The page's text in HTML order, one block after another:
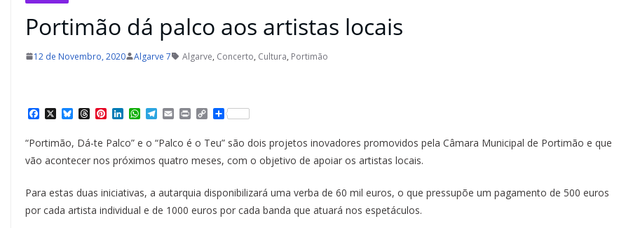
Portimão dá palco aos artistas locais
12 de Novembro, 2020 Algarve 7 Algarve, Concerto, Cultura, Portimão
a
e
b
o
k
X B
u
e
s
k
T
h
e
a
d
P
n
t
e
r
s
L
k
e
d
n
W
h
t
s
A
p
T
e
l
e
g
r
m
E
m
i
l
P
n
t
C
o
p
y
L
i
k
S
h
a
r
e
“Portimão, Dá-te Palco” e o “Palco é o Teu” são dois projetos inovadores promovidos pela Câmara Municipal de Portimão e que
vão acontecer nos próximos quatro meses, com o objetivo de apoiar os artistas locais.
Para estas duas iniciativas, a autarquia disponibilizará uma verba de 60 mil euros, o que pressupõe um pagamento de 500 euros
por cada artista individual e de 1000 euros por cada banda que atuará nos espetáculos.